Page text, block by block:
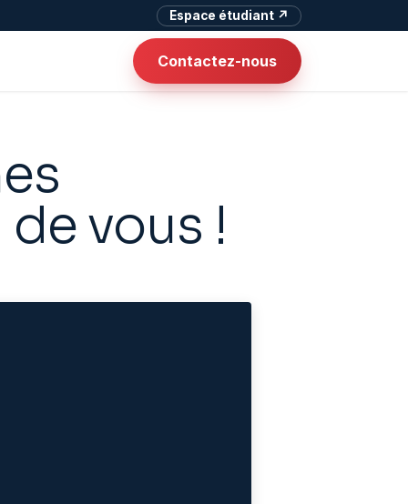
Espace étudiant ↗
Contactez-nous
vous !